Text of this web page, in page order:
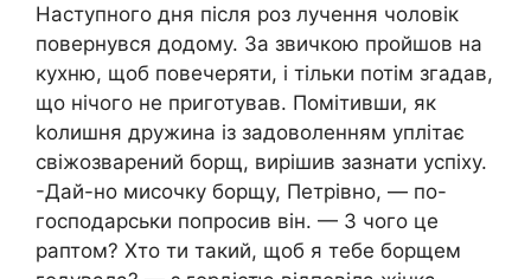
Наступного дня після роз лучення чоловік
повернувся додому. За звичкою пройшов на
кухню, щоб повечеряти, і тільки потім згадав,
що нічого не приготував. Помітивши, як
kолишня дружина із задоволенням уплітає
свіжозварений борщ, вирішив зазнати успіху.
-Дай-но мисочку борщу, Петрівно, — по-
господарськи попросив він. — З чого це
раптом? Хто ти такий, щоб я тебе борщем